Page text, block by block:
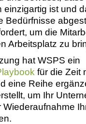
einzigartig ist und
Bedürfnisse
um die
Arbeitsplatz zu
hat WSPS ein
für die Zeit
eine Reihe
um Ihr
Wiederaufnahme